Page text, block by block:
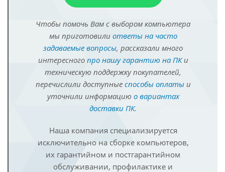
Чтобы помочь Вам с выбором компьютера
мы приготовили ответы на часто
задаваемые вопросы, рассказали много
интересного про нашу гарантию на ПКи
техническую поддержку покупателей,
перечислили доступные способы оплатыи
уточнили информацию о вариантах
доставки ПК.
Наша компания специализируется
исключительно на сборке компьютеров,
их гарантийном и постгарантийном
обслуживании, профилактике и